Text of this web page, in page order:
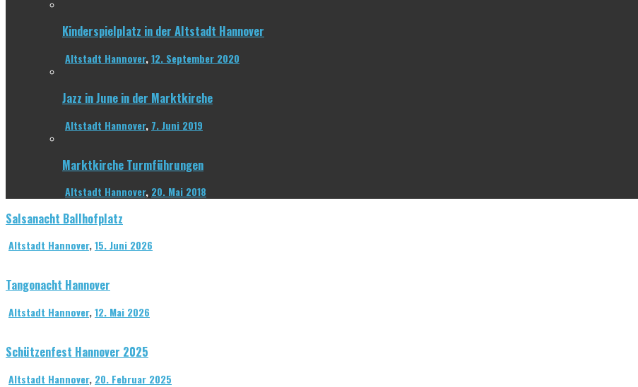
Kinderspielplatz in der Altstadt Hannover
Altstadt Hannover,12. September 2020
Jazz in June in der Marktkirche
Altstadt Hannover, 7. Juni 2019
Marktkirche Turmführungen
Altstadt Hannover, 20. Mai 2018
Salsanacht Ballhofplatz
Altstadt Hannover,15. Juni 2026
Tangonacht Hannover
Altstadt Hannover,12. Mai 2026
Schützenfest Hannover 2025
Altstadt Hannover, 20. Februar 2025